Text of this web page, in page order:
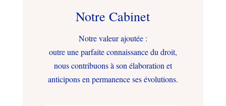
Notre Cabinet
Notre valeur ajoutée :
outre une parfaite connaissance du droit,
nous contribuons à son élaboration et
anticipons en permanence ses évolutions.